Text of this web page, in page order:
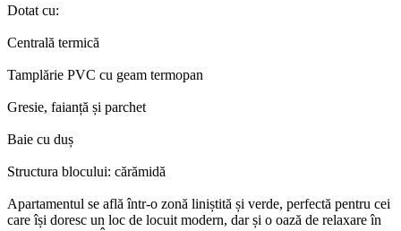
Dotat cu:
Centrală termică
Tamplărie PVC cu geam termopan
Gresie, faianță și parchet
Baie cu duș
Structura blocului: cărămidă
Apartamentul se află într-o zonă liniștită și verde, perfectă pentru cei
care își doresc un loc de locuit modern, dar și o oază de relaxare în